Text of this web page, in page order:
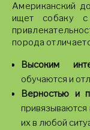
Американский
ищет собаку с
порода
Высоким
обучаются и
Верностью и
привязываются
их в любой